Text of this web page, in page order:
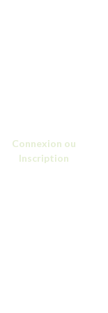
Connexion ou
Inscription